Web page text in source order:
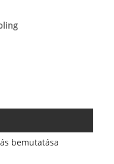
bemutatása